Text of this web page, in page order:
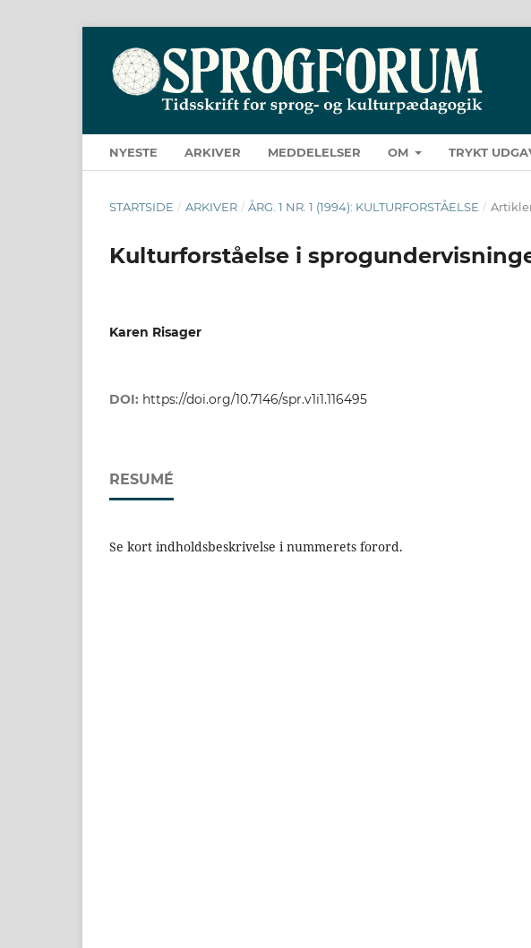
NYESTE ARKIVER MEDDELELSER OM TRYKT
STARTSIDE / ARKIVER / ÅRG. 1 NR. 1 (1994): KULTURFORSTÅELSE /
Kulturforståelse i
Karen Risager
DOI: https://doi.org/10.7146/spr.v1i1.116495
RESUMÉ
Se kort indholdsbeskrivelse i nummerets forord.